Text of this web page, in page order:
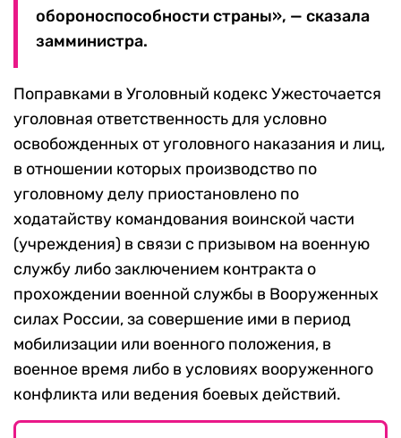
обороноспособности страны», — сказала
замминистра.
Поправками в Уголовный кодекс Ужесточается
уголовная ответственность для условно
освобожденных от уголовного наказания и лиц,
в отношении которых производство по
уголовному делу приостановлено по
ходатайству командования воинской части
(учреждения) в связи с призывом на военную
службу либо заключением контракта о
прохождении военной службы в Вооруженных
силах России, за совершение ими в период
мобилизации или военного положения, в
военное время либо в условиях вооруженного
конфликта или ведения боевых действий.